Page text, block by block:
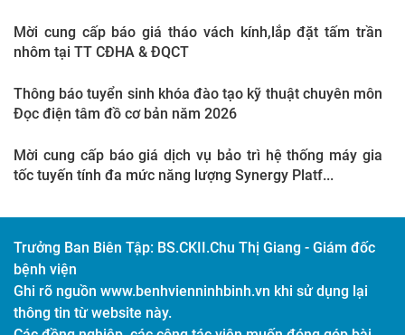
Mời cung cấp báo giá tháo vách kính,lắp đặt tấm trần
nhôm tại TT CĐHA & ĐQCT
Thông báo tuyển sinh khóa đào tạo kỹ thuật chuyên môn
Đọc điện tâm đồ cơ bản năm 2026
Mời cung cấp báo giá dịch vụ bảo trì hệ thống máy gia
tốc tuyến tính đa mức năng lượng Synergy Platf...
Trưởng Ban Biên Tập: BS.CKII.Chu Thị Giang - Giám đốc
bệnh viện
Ghi rõ nguồn www.benhvienninhbinh.vn khi sử dụng lại
thông tin từ website này.